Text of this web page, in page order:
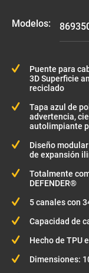
Modelos:
Puente para
3D Superficie
reciclado
Tapa azul de
advertencia,
autolimpiante
Diseño
de expansión
Totalmente
DEFENDER®
5 canales con
Capacidad de
Hecho de TPU
Dimensiones: